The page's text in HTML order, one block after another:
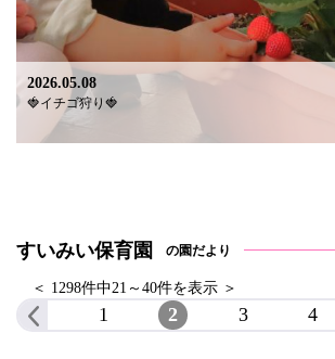
2026.05.08
🍓イチゴ狩り🍓
すいみい保育園 の園だより
＜ 1298件中21～40件を表示 ＞
1 2 3 4